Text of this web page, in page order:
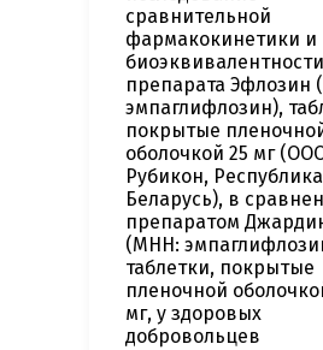
сравнительной
фармакокинетики и
биоэквивалентности
препарата Эфлозин
эмпаглифлозин),
покрытые
оболочкой 25 мг
Рубикон, Республика
Беларусь), в
препаратом
(МНН:
таблетки, покрытые
пленочной
мг, у здоровых
добровольцев